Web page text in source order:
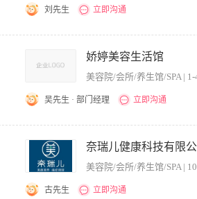
动资格认证或相当于高级美容师资格； 3、认真负
销能力、指导能力及协调能力； 6、有美容院管理
刘先生 立即沟通
留客、升单 4、提升形象：提高门店品牌形象，
道德，听从上级领导的指派 3、有团队意识、沟通
、熟练操作各种办公文档软件 【工作时间】：早
。
娇婷美容生活馆
美容院/会所/养生馆/SPA | 1-
吴先生 · 部门经理 立即沟通
奈瑞儿健康科技有限
古先生 立即沟通